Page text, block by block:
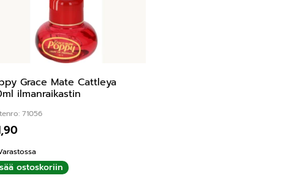
Grace Mate Cattleya
ilmanraikastin
71056
ostoskoriin